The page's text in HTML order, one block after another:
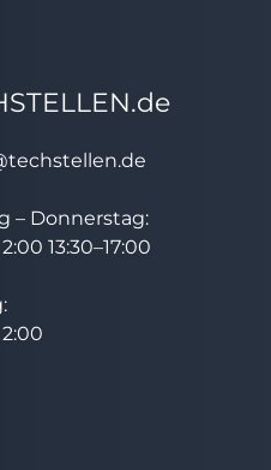
– Donnerstag:
13:30–17:00